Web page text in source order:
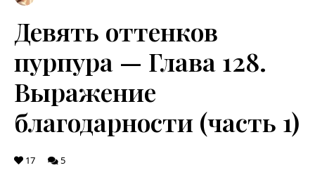
Девять оттенков
пурпура — Глава 128.
Выражение
благодарности (часть 1)
17 5